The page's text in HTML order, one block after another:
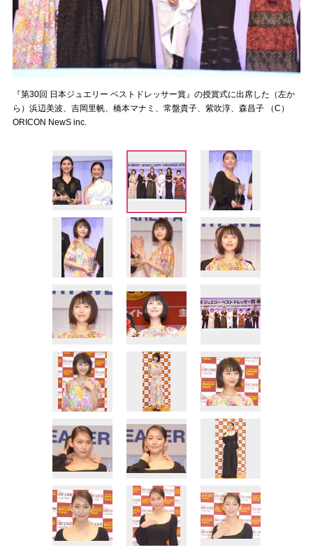
『第30回 日本ジュエリー ベストドレッサー賞』の授賞式に出席した（左か
ら）浜辺美波、吉岡里帆、橋本マナミ、常盤貴子、紫吹淳、森昌子 （C）
ORICON NewS inc.